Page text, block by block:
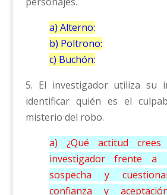
a) Alterno:
b) Poltrono:
c) Buchón:
5. El investigador utiliza su
identificar quién es el
misterio del robo.
a) ¿Qué actitud
investigador frente a
sospecha y
confianza y